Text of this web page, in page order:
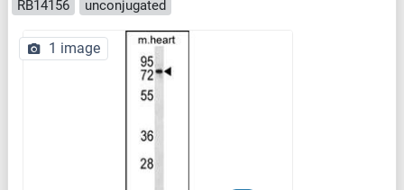
RB14156
unconjugated
1 image